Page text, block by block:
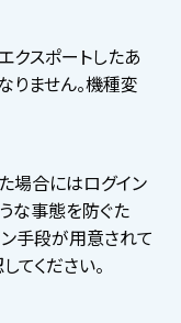
クスポートしたあ
りません。機種変
場合にはログイン
な事態を防ぐた
手段が用意されて
てください。